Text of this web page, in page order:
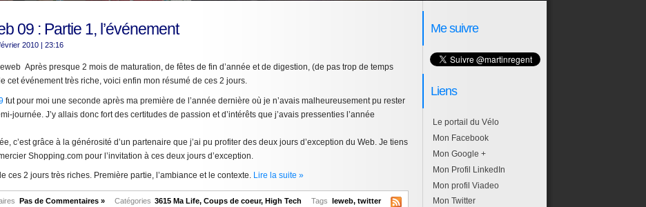
09 : Partie 1, l’événement
2010 | 23:16
Après presque 2 mois de maturation, de fêtes de fin d’année et de digestion, (de pas trop de temps
cet événement très riche, voici enfin mon résumé de ces 2 jours.
fut pour moi une seconde après ma première de l’année dernière où je n’avais malheureusement pu rester
journée. J’y allais donc fort des certitudes de passion et d’intérêts que j’avais pressenties l’année
c’est grâce à la générosité d’un partenaire que j’ai pu profiter des deux jours d’exception du Web. Je tiens
Shopping.com pour l’invitation à ces deux jours d’exception.
ces 2 jours très riches. Première partie, l’ambiance et le contexte. Lire la suite »
Pas de Commentaires » Catégories 3615 Ma Life,Coups de coeur, High Tech Tags leweb, twitter
Me suivre
Liens
Le portail du Vélo
Mon Facebook
Mon Google +
Mon Profil LinkedIn
Mon profil Viadeo
Mon Twitter